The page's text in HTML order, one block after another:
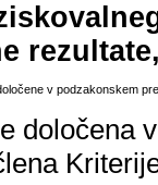
v podzakonskem
določena